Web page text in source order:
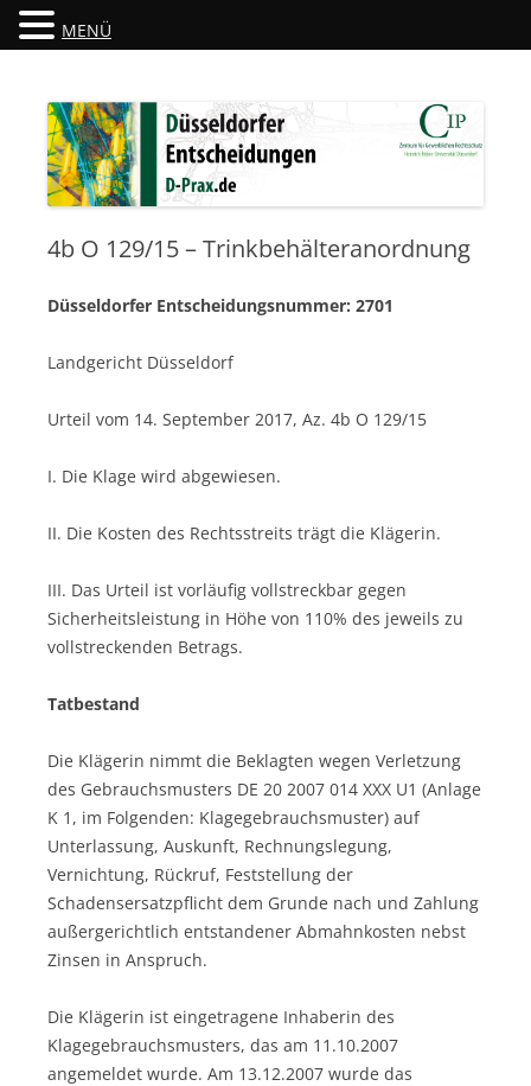
Düsseldorfer Entscheidungen
4b O 129/15 – Trinkbehälteranordnung
Düsseldorfer Entscheidungsnummer: 2701
Landgericht Düsseldorf
Urteil vom 14. September 2017, Az. 4b O 129/15
I. Die Klage wird abgewiesen.
II. Die Kosten des Rechtsstreits trägt die Klägerin.
III. Das Urteil ist vorläufig vollstreckbar gegen
Sicherheitsleistung in Höhe von 110% des jeweils zu
vollstreckenden Betrags.
Tatbestand
Die Klägerin nimmt die Beklagten wegen Verletzung
des Gebrauchsmusters DE 20 2007 014 XXX U1 (Anlage
K 1, im Folgenden: Klagegebrauchsmuster) auf
Unterlassung, Auskunft, Rechnungslegung,
Vernichtung, Rückruf, Feststellung der
Schadensersatzpflicht dem Grunde nach und Zahlung
außergerichtlich entstandener Abmahnkosten nebst
Zinsen in Anspruch.
Die Klägerin ist eingetragene Inhaberin des
Klagegebrauchsmusters, das am 11.10.2007
angemeldet wurde. Am 13.12.2007 wurde das
MENÜ